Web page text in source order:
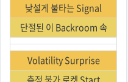
낮설게 불타는 Signal
단절된 이 Backroom 속
Volatility Surprise